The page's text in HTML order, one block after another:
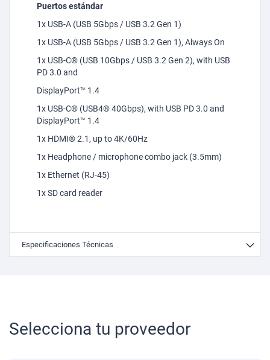
Puertos estándar
1x USB-A (USB 5Gbps / USB 3.2 Gen 1)
1x USB-A (USB 5Gbps / USB 3.2 Gen 1), AlwaysOn
1x USB-C® (USB 10Gbps / USB 3.2 Gen 2), with USB
PD 3.0 and
DisplayPort™ 1.4
1x USB-C® (USB4® 40Gbps), with USB PD 3.0 and
DisplayPort™ 1.4
1x HDMI® 2.1, upto4K/60Hz
1x Headphone / microphonecombo jack (3.5mm)
1x Ethernet (RJ-45)
1x SDcard reader
Especificaciones Técnicas
Selecciona tu proveedor